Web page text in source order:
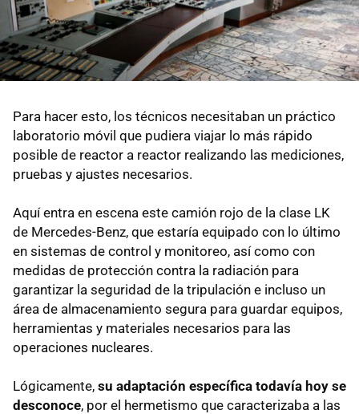
Para hacer esto, los técnicos necesitaban un práctico
laboratorio móvil que pudiera viajar lo más rápido
posible de reactor a reactor realizando las mediciones,
pruebas y ajustes necesarios.
Aquí entra en escena este camión rojo de la clase LK
de Mercedes-Benz, que estaría equipado con lo último
en sistemas de control y monitoreo, así como con
medidas de protección contra la radiación para
garantizar la seguridad de la tripulación e incluso un
área de almacenamiento segura para guardar equipos,
herramientas y materiales necesarios para las
operaciones nucleares.
Lógicamente, su adaptación específica todavía hoy se
desconoce, por el hermetismo que caracterizaba a las